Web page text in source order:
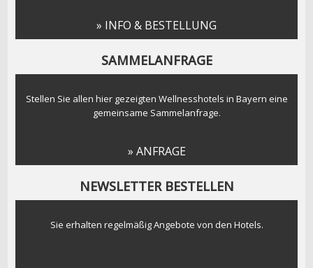
» INFO & BESTELLUNG
SAMMELANFRAGE
Stellen Sie allen hier gezeigten Wellnesshotels in Bayern eine
gemeinsame Sammelanfrage.
» ANFRAGE
NEWSLETTER BESTELLEN
Sie erhalten regelmäßig Angebote von den Hotels.